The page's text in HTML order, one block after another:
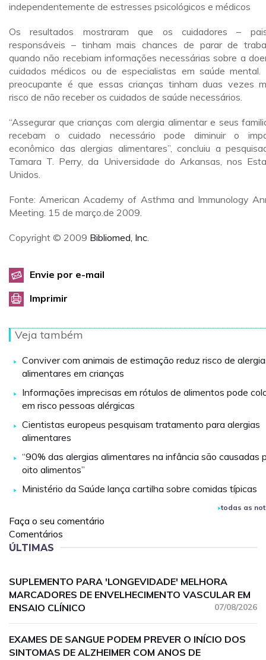
independentemente de estresses psicológicos e médicos
Os resultados mostraram que os cuidadores –
responsáveis – tinham mais chances de parar de
quando não recebiam informações necessárias sobre a
cuidados médicos ou de especialistas em saúde
preocupante é que essas crianças tinham duas vezes
risco de não receber os cuidados de saúde necessários.
“Assegurar que crianças com alergia alimentar e seus
recebam o cuidado necessário pode diminuir o
econômico das alergias alimentares”, concluiu a
Tamara T. Perry, da Universidade do Arkansas, nos
Unidos.
Fonte: American Academy of Asthma and Immunology
Meeting. 15 de março.de 2009.
Copyright © 2009 Bibliomed, Inc.
Envie por e-mail
Imprimir
Veja também
Conviver com animais de estimação reduz risco de
alimentares em crianças
Informações imprecisas em rótulos de alimentos pode
em risco pessoas alérgicas
Cientistas europeus pesquisam tratamento para alergias
alimentares
“90% das alergias alimentares na infância são causadas
oito alimentos”
Ministério da Saúde lança cartilha sobre comidas típicas
todas as
Faça o seu comentário
Comentários
ÚLTIMAS
SUPLEMENTO PARA 'LONGEVIDADE' MELHORA
MARCADORES DE ENVELHECIMENTO VASCULAR EM
ENSAIO CLÍNICO
07/08/2026
EXAMES DE SANGUE PODEM PREVER O INÍCIO DOS
SINTOMAS DE ALZHEIMER COM ANOS DE